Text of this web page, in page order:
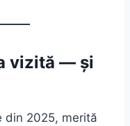
vizită — și
din 2025, merită